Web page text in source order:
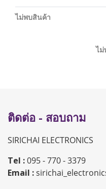
ไม่พบสินค้า
ไ
ติดต่อ - สอบถาม
SIRICHAI ELECTRONICS
Tel :095 - 770 - 3379
Email :